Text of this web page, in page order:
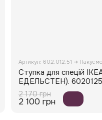
Артикул: 602.012.51 ➜
Ступка для спецій
ЕДЕЛЬСТЕН).
2 170 грн
2 100 грн